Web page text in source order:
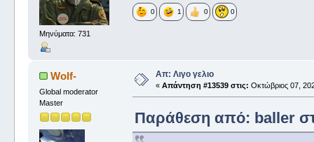
Μηνύματα: 731
0 1 0 0
Wolf-
Global moderator
Master
Απ: Λιγο γελιο
« Απάντηση #13539 στις: Οκτώβριος 07,
Παράθεση από: baller